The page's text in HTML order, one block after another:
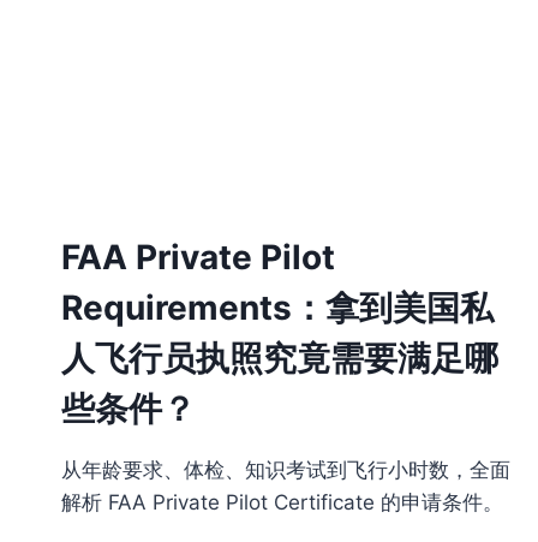
FAA Private Pilot
Requirements：拿到美国私
人飞行员执照究竟需要满足哪
些条件？
从年龄要求、体检、知识考试到飞行小时数，全面
解析 FAA Private Pilot Certificate 的申请条件。